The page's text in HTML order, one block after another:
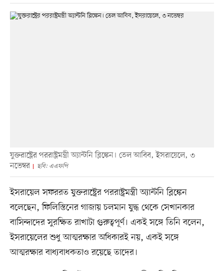
যুক্তরাষ্ট্রের পররাষ্ট্রমন্ত্রী অ্যান্টনি ব্লিঙ্কেন। তেল আবিব, ইসরায়েলে, ৩
নভেম্বর
ছবি: এএফপি
ইসরায়েল সফররত যুক্তরাষ্ট্রের পররাষ্ট্রমন্ত্রী অ্যান্টনি ব্লিঙ্কেন
বলেছেন, ফিলিস্তিনের গাজায় চলমান যুদ্ধ থেকে সেখানকার
বাসিন্দাদের সুরক্ষিত রাখাটা গুরুত্বপূর্ণ। একই সঙ্গে তিনি বলেন,
ইসরায়েলের শুধু আত্মরক্ষার অধিকারই নয়, একই সঙ্গে
আত্মরক্ষার বাধ্যবাধকতাও রয়েছে তাদের।